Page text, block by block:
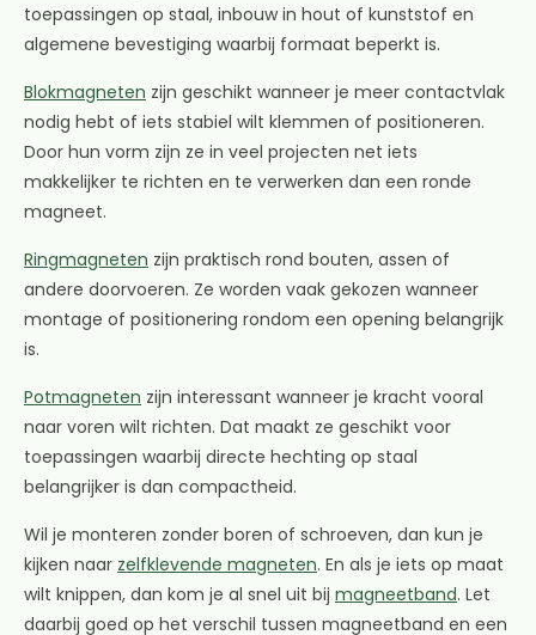
toepassingen op staal, inbouw in hout of kunststof en
algemene bevestiging waarbij formaat beperkt is.
Blokmagneten zijn geschikt wanneer je meer contactvlak
nodig hebt of iets stabiel wilt klemmen of positioneren.
Door hun vorm zijn ze in veel projecten net iets
makkelijker te richten en te verwerken dan een ronde
magneet.
Ringmagneten zijn praktisch rond bouten, assen of
andere doorvoeren. Ze worden vaak gekozen wanneer
montage of positionering rondom een opening belangrijk
is.
Potmagneten zijn interessant wanneer je kracht vooral
naar voren wilt richten. Dat maakt ze geschikt voor
toepassingen waarbij directe hechting op staal
belangrijker is dan compactheid.
Wil je monteren zonder boren of schroeven, dan kun je
kijken naar zelfklevende magneten. En als je iets op maat
wilt knippen, dan kom je al snel uit bij magneetband. Let
daarbij goed op het verschil tussen magneetband en een